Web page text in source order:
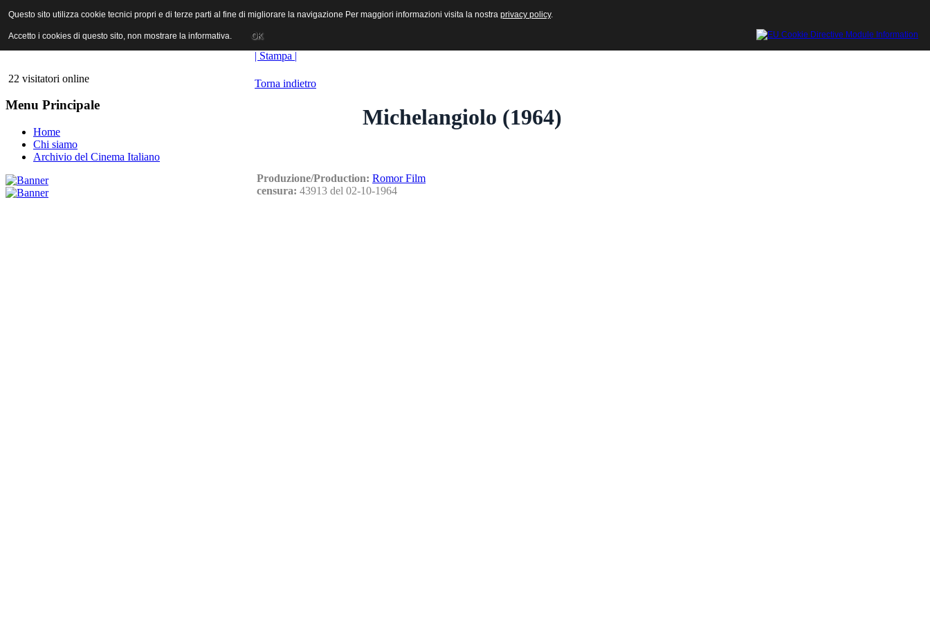
ANICA | Associazione Nazionale Industrie Cinematografiche Audiovisive e Multimediali
22 visitatori online
Menu Principale
Home
Chi siamo
Archivio del Cinema Italiano
| Stampa |
Torna indietro
Michelangiolo (1964)
Produzione/Production: Romor Film
censura: 43913 del 02-10-1964
Questo sito utilizza cookie tecnici propri e di terze parti al fine di migliorare la navigazione Per maggiori informazioni visita la nostra privacy policy.
Accetto i cookies di questo sito, non mostrare la informativa. OK
Questo sito utilizza cookie tecnici propri e di terze parti al fine di migliorare la navigazione Per maggiori informazioni visita la nostra privacy policy.
Accetto i cookies di questo sito, non mostrare la informativa. OK